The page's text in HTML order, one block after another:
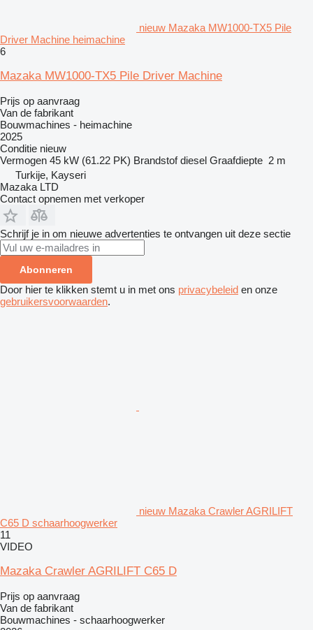
nieuw Mazaka MW1000-TX5 Pile
Driver Machine heimachine
6
Mazaka MW1000-TX5 Pile Driver Machine
Prijs op aanvraag
Van de fabrikant
Bouwmachines - heimachine
2025
Conditie nieuw
Vermogen 45 kW (61.22 PK) Brandstof diesel Graafdiepte 2 m
Turkije, Kayseri
Mazaka LTD
Contact opnemen met verkoper
Schrijf je in om nieuwe advertenties te ontvangen uit deze sectie
Abonneren
Door hier te klikken stemt u in met ons privacybeleid en onze
gebruikersvoorwaarden.
nieuw Mazaka Crawler AGRILIFT
C65 D schaarhoogwerker
11
VIDEO
Mazaka Crawler AGRILIFT C65 D
Prijs op aanvraag
Van de fabrikant
Bouwmachines - schaarhoogwerker